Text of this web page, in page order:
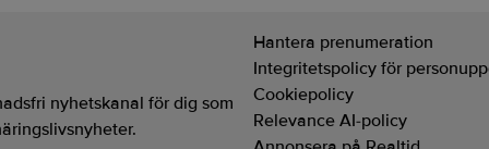
nyhetskanal för dig som
Hantera prenumeration
Integritetspolicy för
Cookiepolicy
Relevance AI-policy